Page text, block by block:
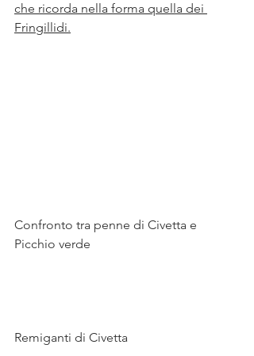
che ricorda nella forma quella dei
Fringillidi.
Confronto tra penne di Civetta e
Picchio verde
Remiganti di Civetta